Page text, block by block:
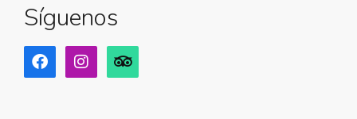
Síguenos